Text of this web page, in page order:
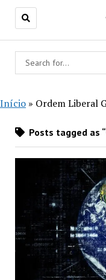
Início » Ordem Liberal
Posts tagged as